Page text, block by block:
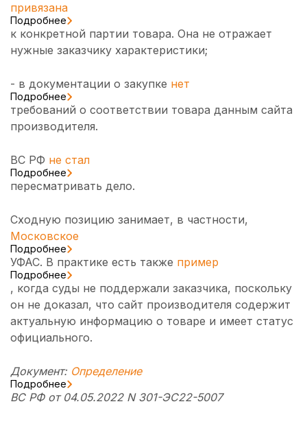
привязана
Подробнее
к конкретной партии товара. Она не отражает
нужные заказчику характеристики;
- в документации о закупке нет
Подробнее
требований о соответствии товара данным сайта
производителя.
ВС РФ не стал
Подробнее
пересматривать дело.
Сходную позицию занимает, в частности,
Московское
Подробнее
УФАС. В практике есть также пример
Подробнее
, когда суды не поддержали заказчика, поскольку
он не доказал, что сайт производителя содержит
актуальную информацию о товаре и имеет статус
официального.
Документ: Определение
Подробнее
ВС РФ от 04.05.2022 N 301-ЭС22-5007